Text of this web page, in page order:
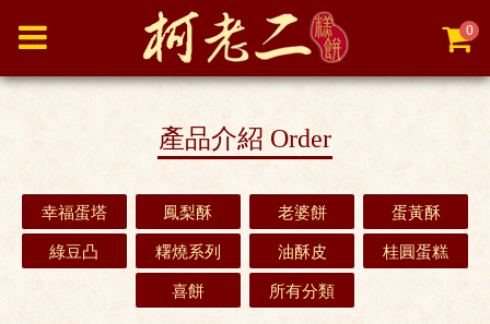
0
產品介紹 Order
幸福蛋塔 鳳梨酥 老婆餅
蛋黃酥
綠豆凸
糬燒系列 油酥皮
桂圓蛋糕
喜餅
所有分類